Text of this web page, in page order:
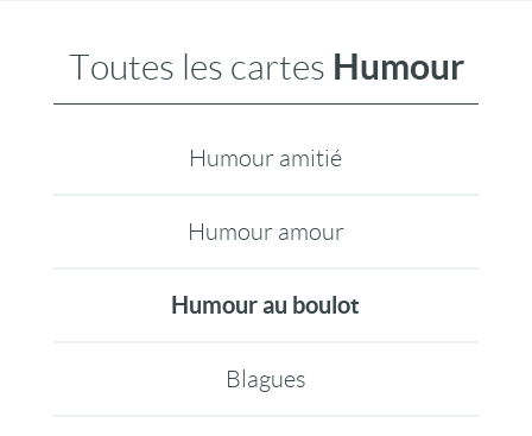
Toutes les cartes Humour
Humour amitié
Humour amour
Humour au boulot
Blagues